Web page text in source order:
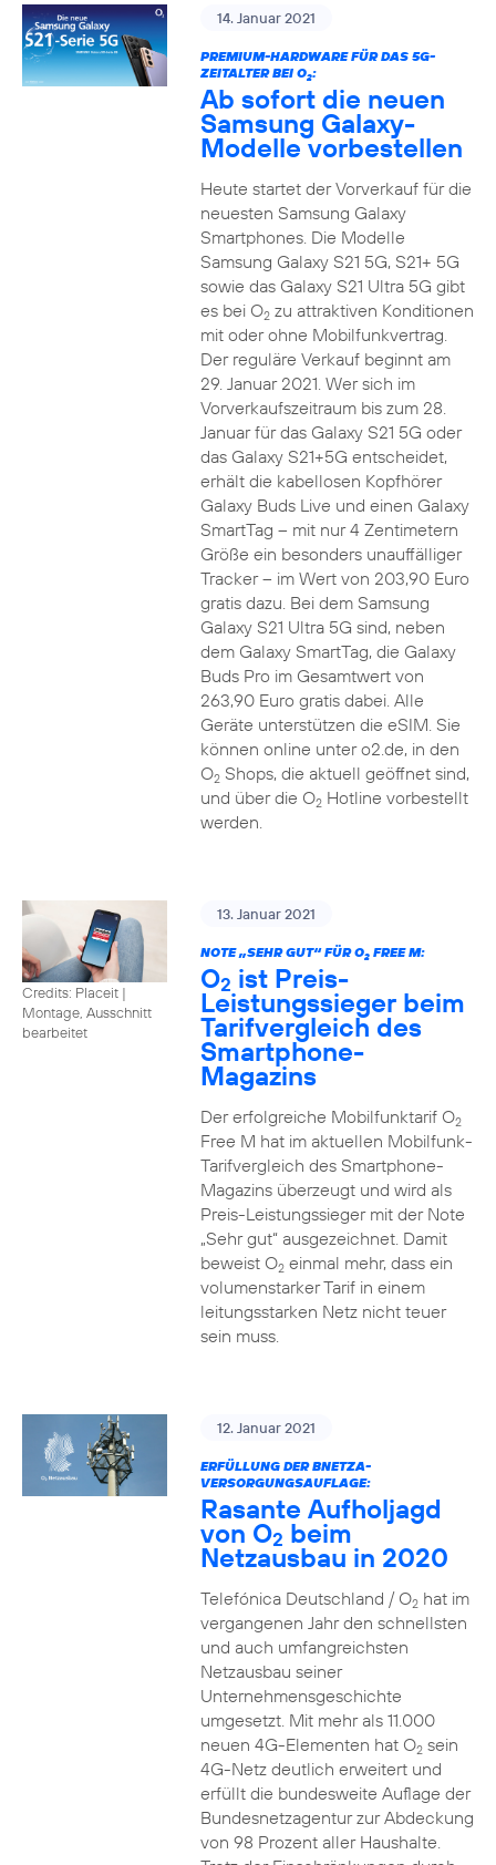
14. Januar 2021
PREMIUM-HARDWARE FÜR DAS 5G-
ZEITALTER BEI O2:
Ab sofort die neuen
Samsung Galaxy-
Modelle vorbestellen
Heute startet der Vorverkauf für die
neuesten Samsung Galaxy
Smartphones. Die Modelle
Samsung Galaxy S21 5G, S21+ 5G
sowie das Galaxy S21 Ultra 5G gibt
es bei O2zu attraktiven Konditionen
mit oder ohne Mobilfunkvertrag.
Der reguläre Verkauf beginnt am
29. Januar 2021. Wer sich im
Vorverkaufszeitraum bis zum 28.
Januar für das Galaxy S21 5G oder
das Galaxy S21+5G entscheidet,
erhält die kabellosen Kopfhörer
Galaxy Buds Live und einen Galaxy
SmartTag – mit nur 4 Zentimetern
Größe ein besonders unauffälliger
Tracker – im Wert von 203,90 Euro
gratis dazu. Bei dem Samsung
Galaxy S21 Ultra 5G sind, neben
dem Galaxy SmartTag, die Galaxy
Buds Pro im Gesamtwert von
263,90 Euro gratis dabei. Alle
Geräte unterstützen die eSIM. Sie
können online unter o2.de, in den
O2Shops, die aktuell geöffnet sind,
und über die O2Hotline vorbestellt
werden.
Credits: Placeit |
Montage, Ausschnitt
bearbeitet
13. Januar 2021
NOTE „SEHR GUT“ FÜR O2FREE M:
O2 ist Preis-
Leistungssieger beim
Tarifvergleich des
Smartphone-
Magazins
Der erfolgreiche Mobilfunktarif O2
Free M hat im aktuellen Mobilfunk-
Tarifvergleich des Smartphone-
Magazins überzeugt und wird als
Preis-Leistungssieger mit der Note
„Sehr gut“ ausgezeichnet. Damit
beweist O2einmal mehr, dass ein
volumenstarker Tarif in einem
leitungsstarken Netz nicht teuer
sein muss.
12. Januar 2021
ERFÜLLUNG DER BNETZA-
VERSORGUNGSAUFLAGE:
Rasante Aufholjagd
von O2 beim
Netzausbau in 2020
Telefónica Deutschland / O2hat im
vergangenen Jahr den schnellsten
und auch umfangreichsten
Netzausbau seiner
Unternehmensgeschichte
umgesetzt. Mit mehr als 11.000
neuen 4G-Elementen hat O2sein
4G-Netz deutlich erweitert und
erfüllt die bundesweite Auflage der
Bundesnetzagentur zur Abdeckung
von 98 Prozent aller Haushalte.